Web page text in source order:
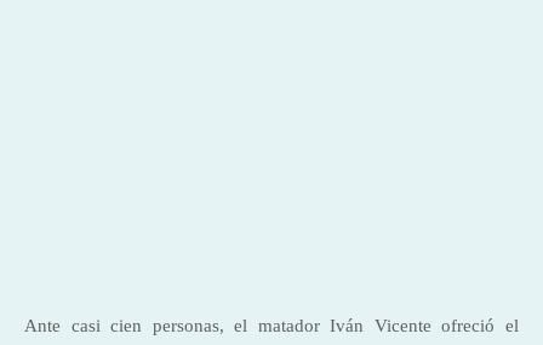
Ante casi cien personas, el matador Iván Vicente ofreció el